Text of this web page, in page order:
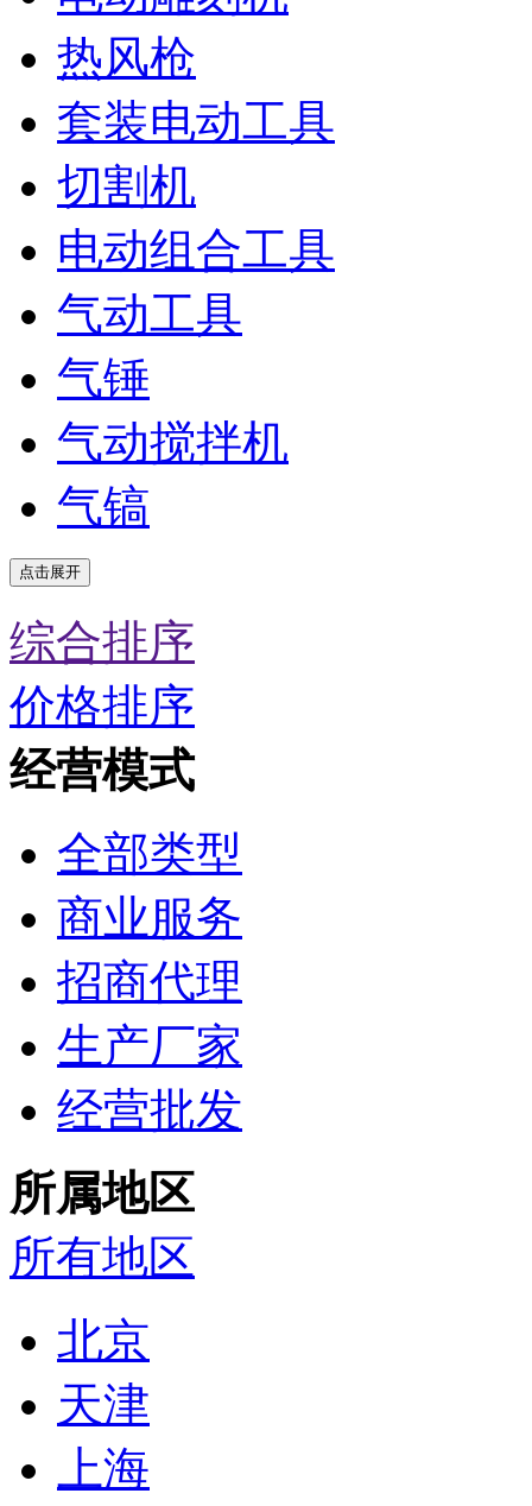
热风枪
套装电动工具
切割机
电动组合工具
气动工具
气锤
气动搅拌机
气镐
点击展开
综合排序
价格排序
经营模式
全部类型
商业服务
招商代理
生产厂家
经营批发
所属地区
所有地区
北京
天津
上海